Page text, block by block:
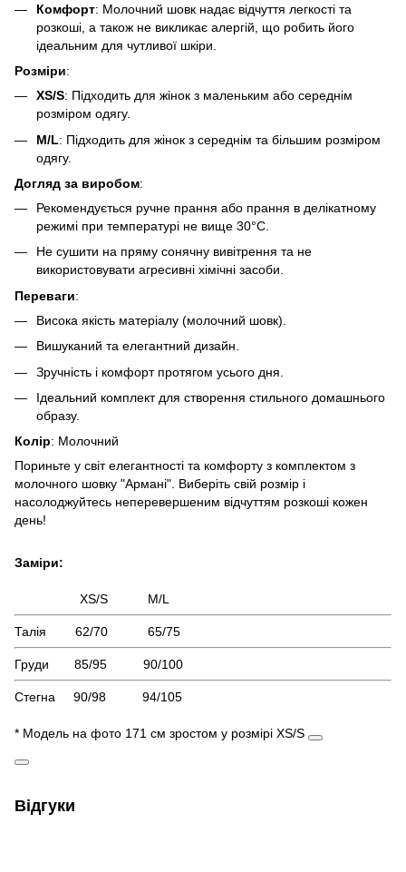
Комфорт: Молочний шовк надає відчуття легкості та
розкоші, а також не викликає алергій, що робить його
ідеальним для чутливої шкіри.
Розміри:
XS/S: Підходить для жінок з маленьким або середнім
розміром одягу.
M/L: Підходить для жінок з середнім та більшим розміром
одягу.
Догляд за виробом:
Рекомендується ручне прання або прання в делікатному
режимі при температурі не вище 30°C.
Не сушити на пряму сонячну вивітрення та не
використовувати агресивні хімічні засоби.
Переваги:
Висока якість матеріалу (молочний шовк).
Вишуканий та елегантний дизайн.
Зручність і комфорт протягом усього дня.
Ідеальний комплект для створення стильного домашнього
образу.
Колір: Молочний
Пориньте у світ елегантності та комфорту з комплектом з
молочного шовку "Армані". Виберіть свій розмір і
насолоджуйтесь неперевершеним відчуттям розкоші кожен
день!
Заміри:
XS/S M/L
Талія 62/70 65/75
Груди 85/95 90/100
Стегна 90/98 94/105
* Модель на фото 171 см зростом у розмірі XS/S
Відгуки